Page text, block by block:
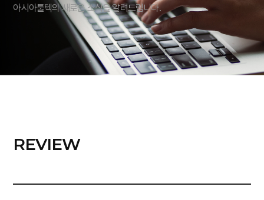
아시아툴텍의 새로운 소식을 알려드립니다.
REVIEW